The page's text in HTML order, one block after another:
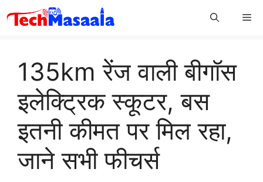
to
135km रेंज वाली बीगॉस
इलेक्ट्रिक स्कूटर, बस
इतनी कीमत पर मिल रहा,
जाने सभी फीचर्स